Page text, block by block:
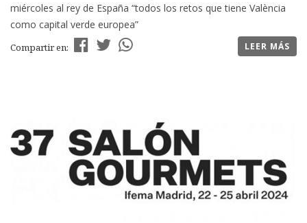
miércoles al rey de España “todos los retos que tiene València
como capital verde europea”
Compartir en: LEER MÁS